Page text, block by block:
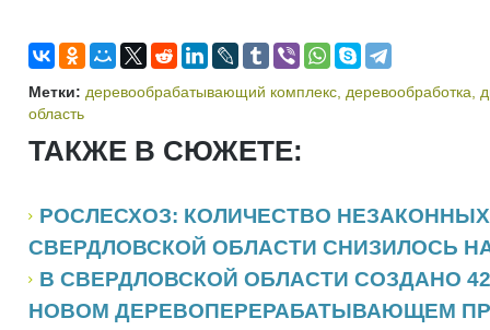
Метки: деревообрабатывающий комплекс, деревообработка,
область
ТАКЖЕ В СЮЖЕТЕ:
РОСЛЕСХОЗ: КОЛИЧЕСТВО
СВЕРДЛОВСКОЙ ОБЛАСТИ СНИЗИЛОСЬ НА
В СВЕРДЛОВСКОЙ ОБЛАСТИ СОЗДАНО
НОВОМ ДЕРЕВОПЕРЕРАБАТЫВАЮЩЕМ